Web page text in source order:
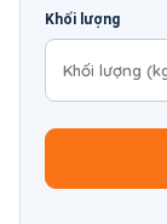
Khối lượng